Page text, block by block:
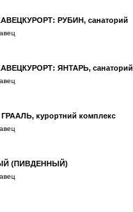
РУБИН, санаторий
ЯНТАРЬ, санаторий
курортний комплекс
(ПИВДЕННЫЙ)